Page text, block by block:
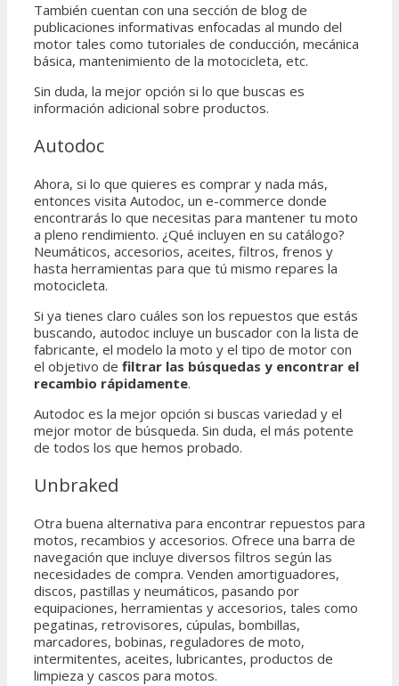
También cuentan con una sección de blog de
publicaciones informativas enfocadas al mundo del
motor tales como tutoriales de conducción, mecánica
básica, mantenimiento de la motocicleta, etc.
Sin duda, la mejor opción si lo que buscas es
información adicional sobre productos.
Autodoc​
Ahora, si lo que quieres es comprar y nada más,
entonces visita Autodoc, un e-commerce donde
encontrarás lo que necesitas para mantener tu moto
a pleno rendimiento. ¿Qué incluyen en su catálogo?
Neumáticos, accesorios, aceites, filtros, frenos y
hasta herramientas para que tú mismo repares la
motocicleta.
Si ya tienes claro cuáles son los repuestos que estás
buscando, autodoc incluye un buscador con la lista de
fabricante, el modelo la moto y el tipo de motor con
el objetivo de filtrar las búsquedas y encontrar el
recambio rápidamente.
Autodoc es la mejor opción si buscas variedad y el
mejor motor de búsqueda. Sin duda, el más potente
de todos los que hemos probado.
Unbraked​
Otra buena alternativa para encontrar repuestos para
motos, recambios y accesorios. Ofrece una barra de
navegación que incluye diversos filtros según las
necesidades de compra. Venden amortiguadores,
discos, pastillas y neumáticos, pasando por
equipaciones, herramientas y accesorios, tales como
pegatinas, retrovisores, cúpulas, bombillas,
marcadores, bobinas, reguladores de moto,
intermitentes, aceites, lubricantes, productos de
limpieza y cascos para motos.